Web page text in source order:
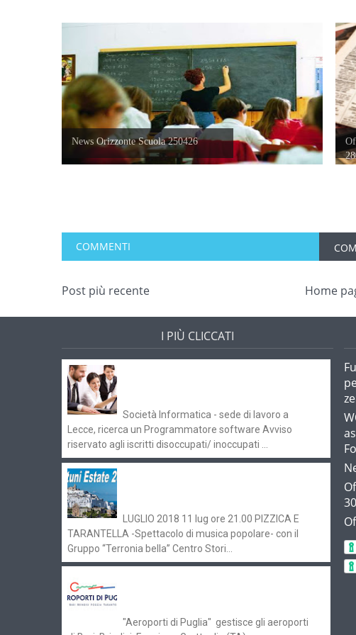
News Orizzonte Scuola 250426
COMMENTI
Post più recente Home
I PIÙ CLICCATI
Società Informatica - sede di lavoro a
Lecce, ricerca un Programmatore software Avviso
riservato agli iscritti disoccupati/ inoccupati ...
LUGLIO 2018 11 lug ore 21.00 PIZZICA E
TARANTELLA -Spettacolo di musica popolare- con il
Gruppo “Terronia bella” Centro Stori...
"Aeroporti di Puglia" gestisce gli aeroporti